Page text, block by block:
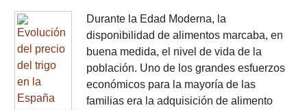
Durante la Edad Moderna, la
disponibilidad de alimentos marcaba, en
buena medida, el nivel de vida de la
población. Uno de los grandes esfuerzos
económicos para la mayoría de las
familias era la adquisición de alimento